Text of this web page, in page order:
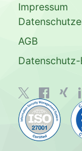
Impressum
AGB